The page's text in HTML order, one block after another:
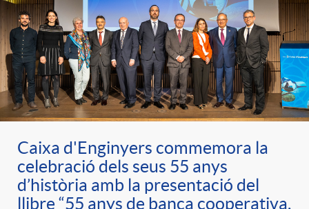
Caixa d'Enginyers commemora la
celebració dels seus 55 anys
d’història amb la presentació del
llibre “55 anys de banca cooperativa,